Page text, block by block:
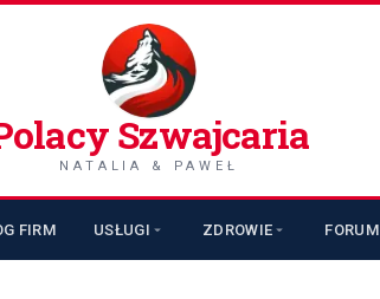
Szwajcaria
NATALIA & PAWEŁ
FIRM USŁUGI ZDROWIE FORUM